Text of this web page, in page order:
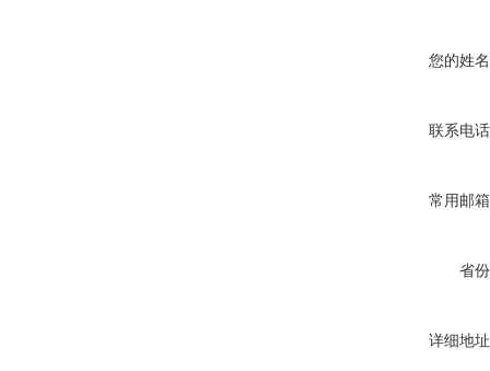
您的姓
联系电
常用邮
省
详细地